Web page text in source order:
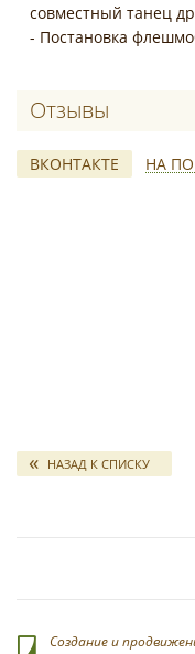
совместный танец
- Постановка
Отзывы о
ВКОНТАКТЕ НА
*
*
НАЗАД К СПИСКУ
Создание и